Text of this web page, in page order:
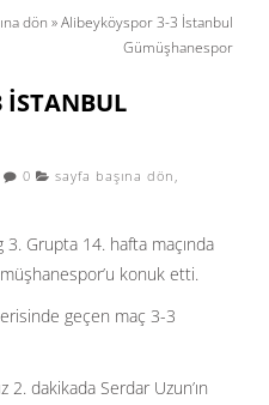
dön » Alibeyköyspor 3-3 İstanbul
Gümüşhanespor
İSTANBUL
0 sayfa başına dön ,
Grupta 14. hafta maçında
konuk etti.
geçen maç 3-3
dakikada Serdar Uzun’ın